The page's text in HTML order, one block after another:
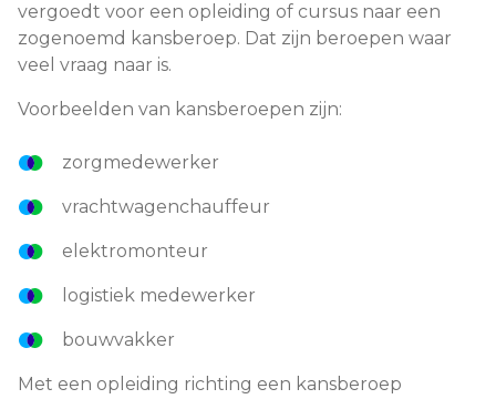
vergoedt voor een opleiding of cursus naar een
zogenoemd kansberoep. Dat zijn beroepen waar
veel vraag naar is.
Voorbeelden van kansberoepen zijn:
zorgmedewerker
vrachtwagenchauffeur
elektromonteur
logistiek medewerker
bouwvakker
Met een opleiding richting een kansberoep